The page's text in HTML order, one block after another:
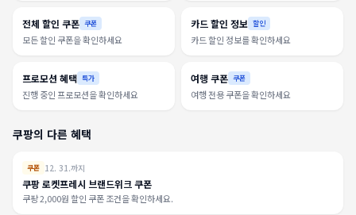
전체 할인 쿠폰 쿠폰
모든 할인 쿠폰을 확인하세요
카드 할인 정보 할인
카드 할인 정보를 확인하세요
프로모션 혜택 특가
진행 중인 프로모션을 확인하세요
여행 쿠폰 쿠폰
여행 전용 쿠폰을 확인하세요
쿠팡의 다른 혜택
쿠폰 12. 31.까지
쿠팡 로켓프레시 브랜드위크 쿠폰
쿠팡 2,000원 할인 쿠폰 조건을 확인하세요.